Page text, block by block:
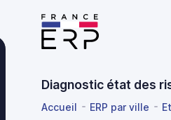
Diagnostic état des
Accueil ERP par ville